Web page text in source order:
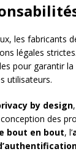
les fabricants
légales
pour garantir la
utilisateurs.
by design
des
bout en bout, l’